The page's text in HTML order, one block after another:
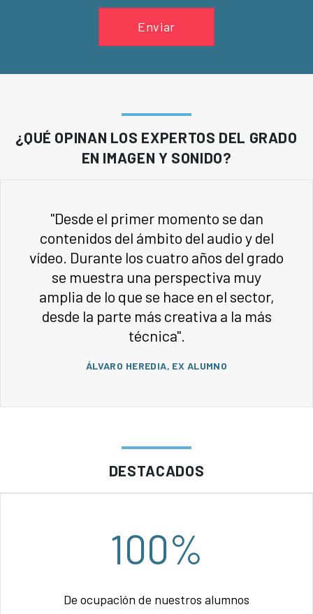
Enviar
¿QUÉ OPINAN LOS EXPERTOS DEL GRADO
EN IMAGEN Y SONIDO?
"Desde el primer momento se dan
contenidos del ámbito del audio y del
vídeo. Durante los cuatro años del grado
se muestra una perspectiva muy
amplia de lo que se hace en el sector,
desde la parte más creativa a la más
técnica".
ÁLVARO HEREDIA, EX ALUMNO
DESTACADOS
100%
De ocupación de nuestros alumnos